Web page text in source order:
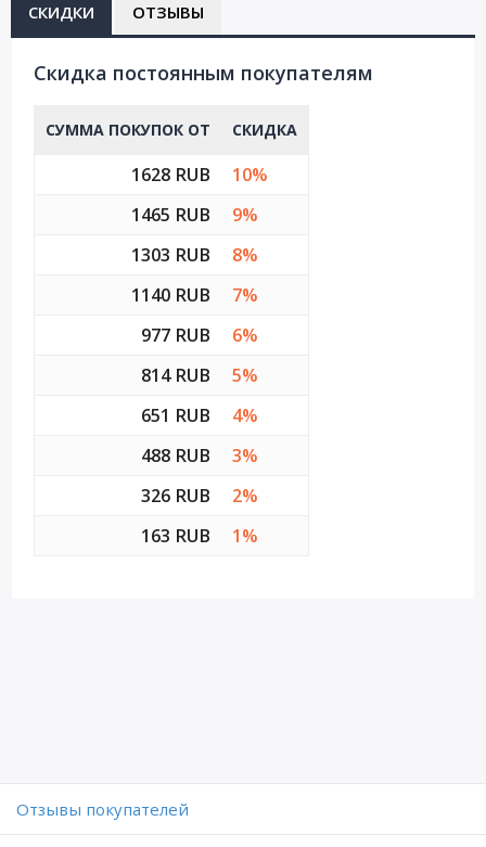
СКИДКИ ОТЗЫВЫ
Cкидка постоянным покупателям
СУММА ПОКУПОК ОТ СКИДКА
1628 RUB
10%
1465 RUB
9%
1303 RUB
8%
1140 RUB
7%
977 RUB
6%
814 RUB
5%
651 RUB
4%
488 RUB
3%
326 RUB
2%
163 RUB
1%
Отзывы покупателей